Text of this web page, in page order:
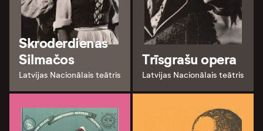
Skroderdienas
Silmačos
Latvijas Nacionālais teātris
Trīsgrašu opera
Latvijas Nacionālais teātris